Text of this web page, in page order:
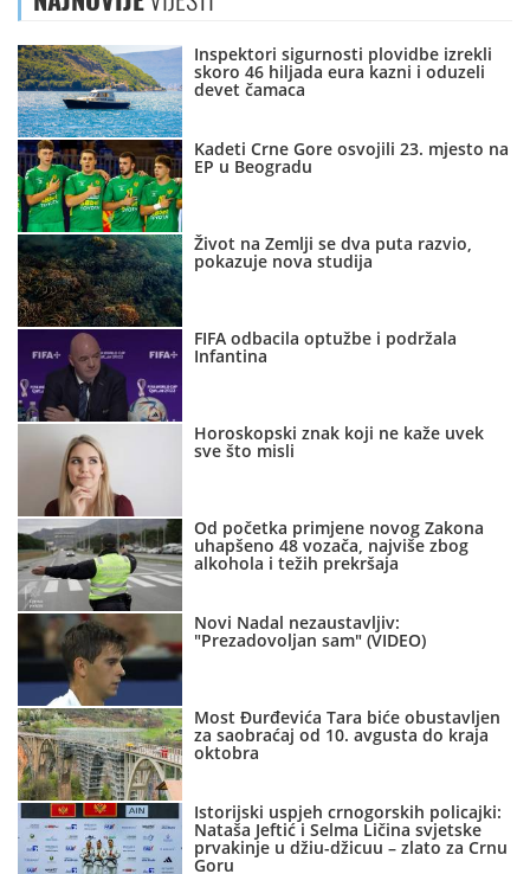
Inspektori sigurnosti plovidbe izrekli
skoro 46 hiljada eura kazni i oduzeli
devet čamaca
Kadeti Crne Gore osvojili 23. mjesto na
EP u Beogradu
Život na Zemlji se dva puta razvio,
pokazuje nova studija
FIFA odbacila optužbe i podržala
Infantina
Horoskopski znak koji ne kaže uvek
sve što misli
Od početka primjene novog Zakona
uhapšeno 48 vozača, najviše zbog
alkohola i težih prekršaja
Novi Nadal nezaustavljiv:
"Prezadovoljan sam" (VIDEO)
Most Đurđevića Tara biće obustavljen
za saobraćaj od 10. avgusta do kraja
oktobra
Istorijski uspjeh crnogorskih policajki:
Nataša Jeftić i Selma Ličina svjetske
prvakinje u džiu-džicuu – zlato za Crnu
Goru